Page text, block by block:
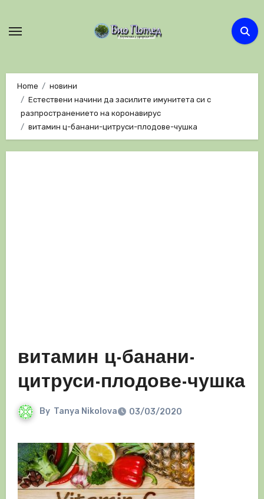
Home
новини
Естествени начини да засилите имунитета си с
разпространението на коронавирус
витамин ц-банани-цитруси-плодове-чушка
витамин ц-банани-
цитруси-плодове-чушка
By Tanya Nikolova 03/03/2020